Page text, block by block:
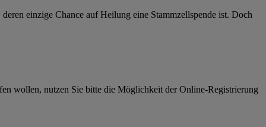
einzige Chance auf Heilung eine Stammzellspende ist. Doch
wollen, nutzen Sie bitte die Möglichkeit der Online-Registrierung